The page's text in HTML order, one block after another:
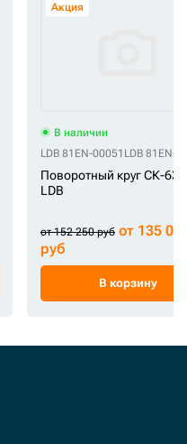
Акция
В наличии
LDB 81EN-00051 LDB 81EN-
Поворотный круг СК-
LDB
от 152 250 руб от 135
руб
В корзину